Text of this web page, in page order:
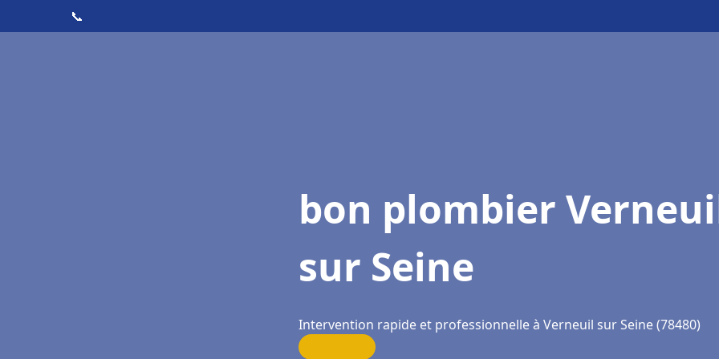
📞
bon plombier
sur Seine
Intervention rapide et professionnelle à Verneuil sur Seine (78480)